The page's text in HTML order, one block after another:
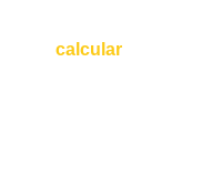
calcular